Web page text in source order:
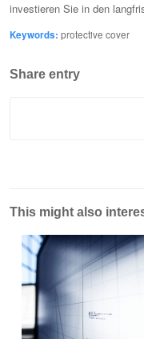
investieren Sie in den
Keywords: protective cover
Share entry
This might also